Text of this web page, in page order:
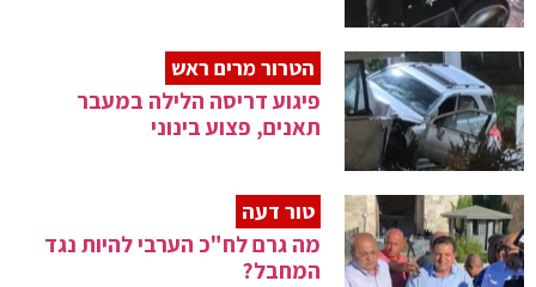
הטרור מרים ראש
פיגוע דריסה הלילה במעבר
תאנים, פצוע בינוני
טור דעה
מה גרם לח"כ הערבי להיות נגד
המחבל?